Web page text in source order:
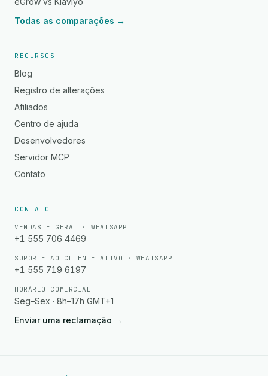
Todas as comparações →
RECURSOS
Blog
Registro de alterações
Afiliados
Centro de ajuda
Desenvolvedores
Servidor MCP
Contato
CONTATO
VENDAS E GERAL · WHATSAPP
+1 555 706 4469
SUPORTE AO CLIENTE ATIVO · WHATSAPP
+1 555 719 6197
HORÁRIO COMERCIAL
Seg–Sex · 8h–17h GMT+1
Enviar uma reclamação →